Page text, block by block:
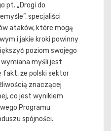
pt. „Drogi do
specjaliści
ataków, które mogą
i jakie kroki powinny
poziom swojego
myśli jest
fakt, że polski sektor
znaczącej
co jest wynikiem
Programu
spójności.